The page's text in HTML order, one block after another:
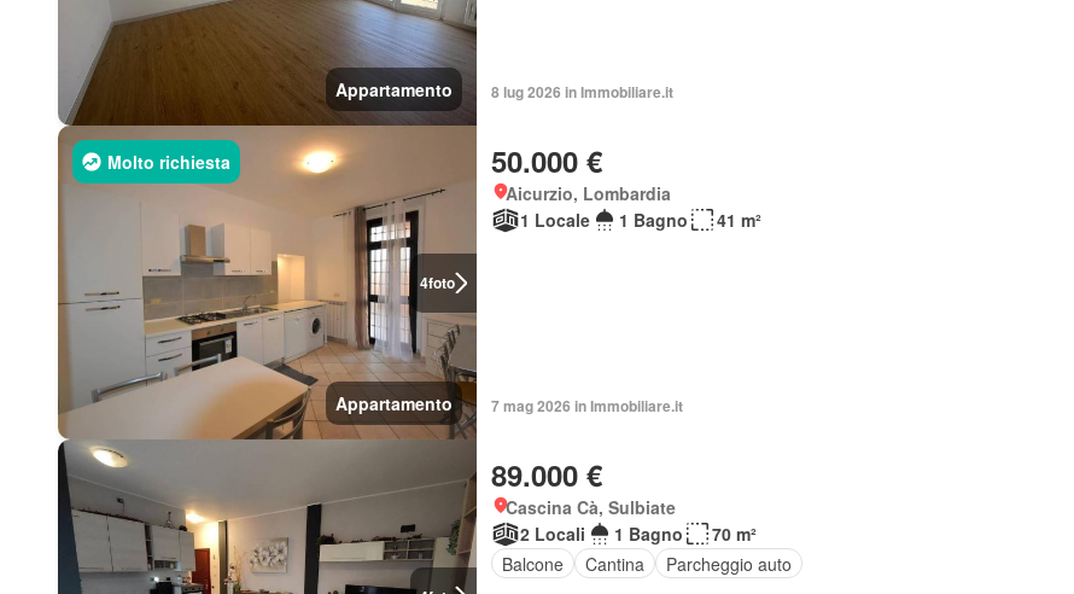
Appartamento 8 lug 2026 in Immobiliare.it
4foto
Molto richiesta
Appartamento
50.000 €
Aicurzio, Lombardia
1 Locale
1 Bagno 41 m²
7 mag 2026 in Immobiliare.it
89.000 €
Cascina Cà, Sulbiate
2 Locali
1 Bagno
70 m²
Balcone
Cantina Parcheggio auto